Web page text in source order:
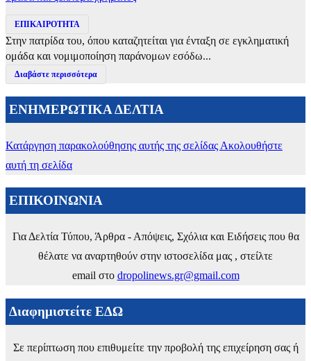
ΕΠΙΚΑΙΡΟΤΗΤΑ
Στην πατρίδα του, όπου καταζητείται για ένταξη σε εγκληματική
ομάδα και νομιμοποίηση παράνομων εσόδω...
Διαβάστε περισσότερα
ΕΝΗΜΕΡΩΤΙΚΑ ΔΕΛΤΙΑ
Κατάργηση παρακολούθησης αυτής της σελίδας Ακολουθήστε
αυτή τη σελίδα
ΕΠΙΚΟΙΝΩΝΙΑ
Για Δελτία Τύπου, Άρθρα - Απόψεις, Σχόλια και Ειδήσεις που θα
θέλατε να αναρτηθούν στην ιστοσελίδα μας , στείλτε
email στο dropolinews.gr@gmail.com
Διαφημιστείτε ΕΔΩ
Σε περίπτωση που επιθυμείτε την προβολή της επιχείρηση σας ή